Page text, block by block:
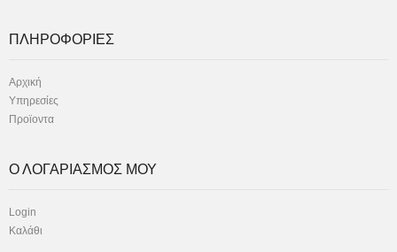
ΠΛΗΡΟΦΟΡΙΕΣ
Αρχική
Υπηρεσίες
Προϊοντα
Ο ΛΟΓΑΡΙΑΣΜΟΣ ΜΟΥ
Login
Καλάθι